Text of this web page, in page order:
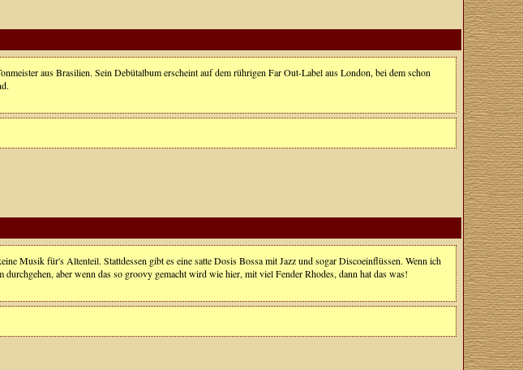
aus Brasilien. Sein Debütalbum erscheint auf dem rührigen Far Out-Label aus London, bei dem schon
Musik für's Altenteil. Stattdessen gibt es eine satte Dosis Bossa mit Jazz und sogar Discoeinflüssen. Wenn ich
aber wenn das so groovy gemacht wird wie hier, mit viel Fender Rhodes, dann hat das was!